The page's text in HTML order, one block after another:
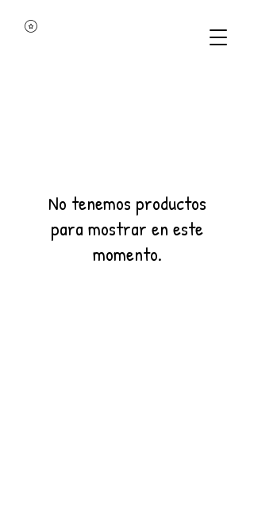
No tenemos productos
para mostrar en este
momento.